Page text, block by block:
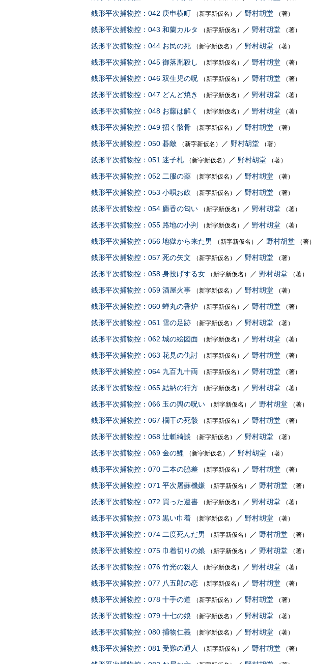
銭形平次捕物控：042 庚申横町 （新字新仮名） ／ 野村胡堂 （著）
銭形平次捕物控：043 和蘭カルタ （新字新仮名） ／ 野村胡堂 （著）
銭形平次捕物控：044 お民の死 （新字新仮名） ／ 野村胡堂 （著）
銭形平次捕物控：045 御落胤殺し （新字新仮名） ／ 野村胡堂 （著）
銭形平次捕物控：046 双生児の呪 （新字新仮名） ／ 野村胡堂 （著）
銭形平次捕物控：047 どんど焼き （新字新仮名） ／ 野村胡堂 （著）
銭形平次捕物控：048 お藤は解く （新字新仮名） ／ 野村胡堂 （著）
銭形平次捕物控：049 招く骸骨 （新字新仮名） ／ 野村胡堂 （著）
銭形平次捕物控：050 碁敵 （新字新仮名） ／ 野村胡堂 （著）
銭形平次捕物控：051 迷子札 （新字新仮名） ／ 野村胡堂 （著）
銭形平次捕物控：052 二服の薬 （新字新仮名） ／ 野村胡堂 （著）
銭形平次捕物控：053 小唄お政 （新字新仮名） ／ 野村胡堂 （著）
銭形平次捕物控：054 麝香の匂い （新字新仮名） ／ 野村胡堂 （著）
銭形平次捕物控：055 路地の小判 （新字新仮名） ／ 野村胡堂 （著）
銭形平次捕物控：056 地獄から来た男 （新字新仮名） ／ 野村胡堂 （著）
銭形平次捕物控：057 死の矢文 （新字新仮名） ／ 野村胡堂 （著）
銭形平次捕物控：058 身投げする女 （新字新仮名） ／ 野村胡堂 （著）
銭形平次捕物控：059 酒屋火事 （新字新仮名） ／ 野村胡堂 （著）
銭形平次捕物控：060 蝉丸の香炉 （新字新仮名） ／ 野村胡堂 （著）
銭形平次捕物控：061 雪の足跡 （新字新仮名） ／ 野村胡堂 （著）
銭形平次捕物控：062 城の絵図面 （新字新仮名） ／ 野村胡堂 （著）
銭形平次捕物控：063 花見の仇討 （新字新仮名） ／ 野村胡堂 （著）
銭形平次捕物控：064 九百九十両 （新字新仮名） ／ 野村胡堂 （著）
銭形平次捕物控：065 結納の行方 （新字新仮名） ／ 野村胡堂 （著）
銭形平次捕物控：066 玉の輿の呪い （新字新仮名） ／ 野村胡堂 （著）
銭形平次捕物控：067 欄干の死骸 （新字新仮名） ／ 野村胡堂 （著）
銭形平次捕物控：068 辻斬綺談 （新字新仮名） ／ 野村胡堂 （著）
銭形平次捕物控：069 金の鯉 （新字新仮名） ／ 野村胡堂 （著）
銭形平次捕物控：070 二本の脇差 （新字新仮名） ／ 野村胡堂 （著）
銭形平次捕物控：071 平次屠蘇機嫌 （新字新仮名） ／ 野村胡堂 （著）
銭形平次捕物控：072 買った遺書 （新字新仮名） ／ 野村胡堂 （著）
銭形平次捕物控：073 黒い巾着 （新字新仮名） ／ 野村胡堂 （著）
銭形平次捕物控：074 二度死んだ男 （新字新仮名） ／ 野村胡堂 （著）
銭形平次捕物控：075 巾着切りの娘 （新字新仮名） ／ 野村胡堂 （著）
銭形平次捕物控：076 竹光の殺人 （新字新仮名） ／ 野村胡堂 （著）
銭形平次捕物控：077 八五郎の恋 （新字新仮名） ／ 野村胡堂 （著）
銭形平次捕物控：078 十手の道 （新字新仮名） ／ 野村胡堂 （著）
銭形平次捕物控：079 十七の娘 （新字新仮名） ／ 野村胡堂 （著）
銭形平次捕物控：080 捕物仁義 （新字新仮名） ／ 野村胡堂 （著）
銭形平次捕物控：081 受難の通人 （新字新仮名） ／ 野村胡堂 （著）